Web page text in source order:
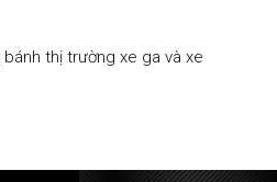
thị trường xe ga và xe